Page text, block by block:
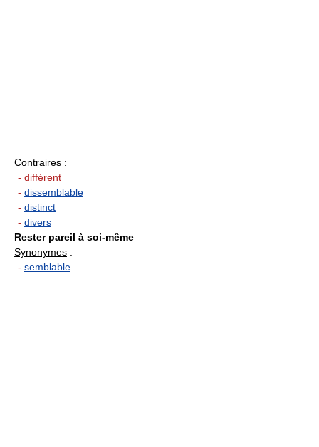
Contraires :
- différent
- dissemblable
- distinct
- divers
Rester pareil à soi-même
Synonymes :
- semblable